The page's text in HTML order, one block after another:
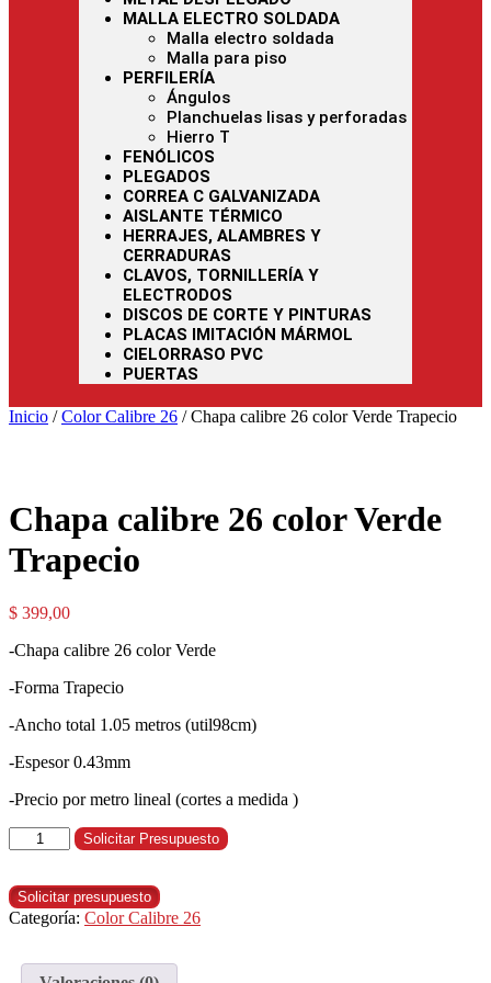
MALLA ELECTRO SOLDADA
Malla electro soldada
Malla para piso
PERFILERÍA
Ángulos
Planchuelas lisas y perforadas
Hierro T
FENÓLICOS
PLEGADOS
CORREA C GALVANIZADA
AISLANTE TÉRMICO
HERRAJES, ALAMBRES Y
CERRADURAS
CLAVOS, TORNILLERÍA Y
ELECTRODOS
DISCOS DE CORTE Y PINTURAS
PLACAS IMITACIÓN MÁRMOL
CIELORRASO PVC
PUERTAS
Inicio /Color Calibre 26 / Chapa calibre 26 color Verde Trapecio
Chapa calibre 26 color Verde
Trapecio
$ 399,00
-Chapa calibre 26 color Verde
-Forma Trapecio
-Ancho total 1.05 metros (util98cm)
-Espesor 0.43mm
-Precio por metro lineal (cortes a medida )
Solicitar Presupuesto
Solicitar presupuesto
Categoría: Color Calibre 26